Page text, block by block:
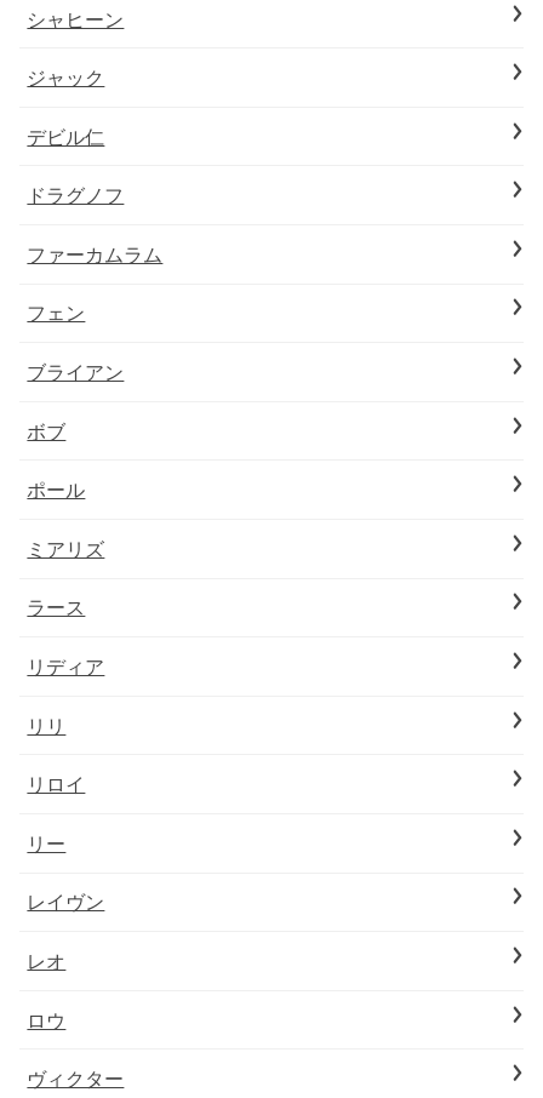
シャヒーン
ジャック
デビル仁
ドラグノフ
ファーカムラム
フェン
ブライアン
ボブ
ポール
ミアリズ
ラース
リディア
リリ
リロイ
リー
レイヴン
レオ
ロウ
ヴィクター